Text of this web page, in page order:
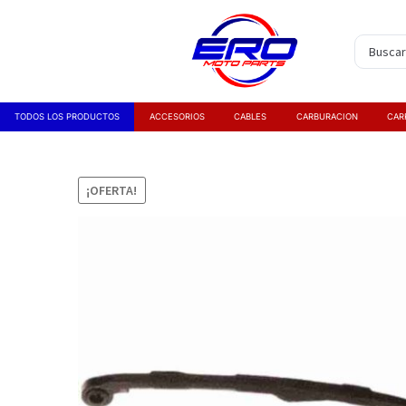
TODOS LOS PRODUCTOS ACCESORIOS CABLES CARBURACION
¡OFERTA!